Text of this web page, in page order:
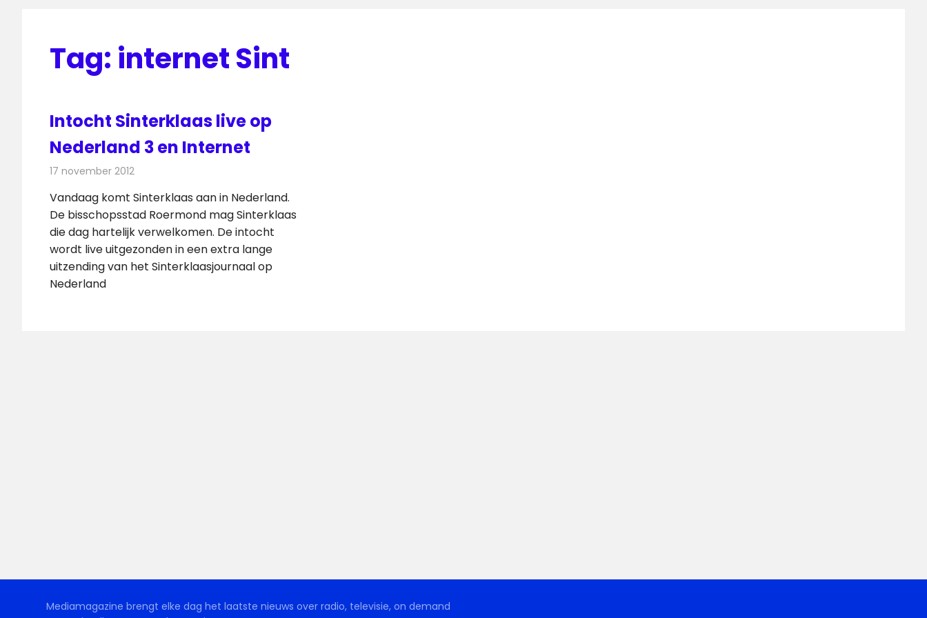
Tag: internet Sint
Intocht Sinterklaas live op
Nederland 3 en Internet
17 november 2012
Vandaag komt Sinterklaas aan in Nederland.
De bisschopsstad Roermond mag Sinterklaas
die dag hartelijk verwelkomen. De intocht
wordt live uitgezonden in een extra lange
uitzending van het Sinterklaasjournaal op
Nederland
Mediamagazine brengt elke dag het laatste nieuws over radio, televisie, on demand